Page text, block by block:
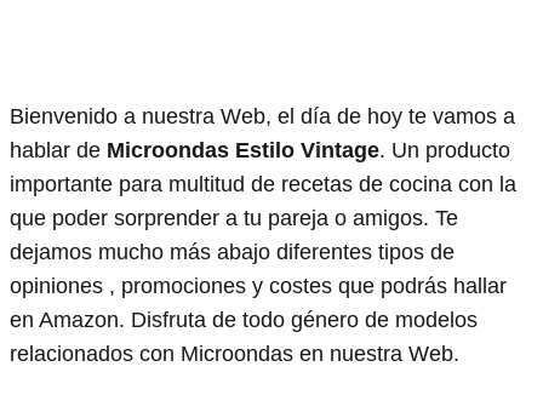
Bienvenido a nuestra Web, el día de hoy te vamos a
hablar de Microondas Estilo Vintage. Un producto
importante para multitud de recetas de cocina con la
que poder sorprender a tu pareja o amigos. Te
dejamos mucho más abajo diferentes tipos de
opiniones , promociones y costes que podrás hallar
en Amazon. Disfruta de todo género de modelos
relacionados con Microondas en nuestra Web.